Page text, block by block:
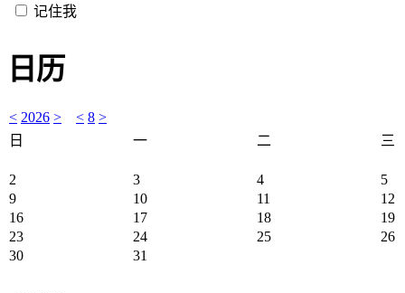
记住我
日历
< 2026 > < 8 >
日
一 二 三
2 3 4
5
9
10 11
12
16
17 18
19
23
24 25
26
30
31